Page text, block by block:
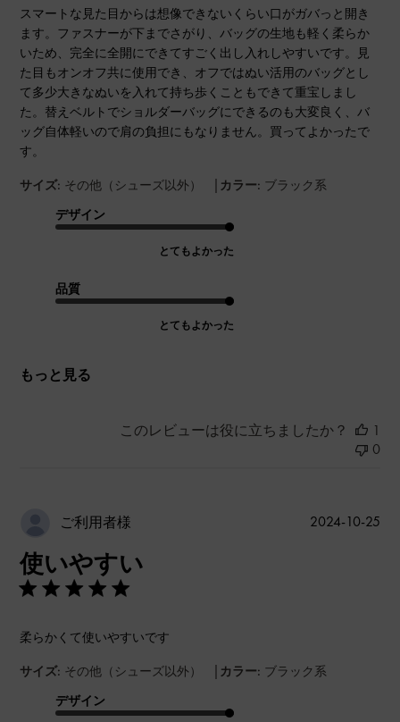
スマートな見た目からは想像できないくらい口がガバっと開き
ます。ファスナーが下までさがり、バッグの生地も軽く柔らか
いため、完全に全開にできてすごく出し入れしやすいです。見
た目もオンオフ共に使用でき、オフではぬい活用のバッグとし
て多少大きなぬいを入れて持ち歩くこともできて重宝しまし
た。替えベルトでショルダーバッグにできるのも大変良く、バ
ッグ自体軽いので肩の負担にもなりません。買ってよかったで
す。
サイズ: その他（シューズ以外） | カラー: ブラック系
デザイン
とてもよかった
品質
とてもよかった
もっと見る
このレビューは役に立ちましたか？
1
0
ご利用者様
使いやすい
柔らかくて使いやすいです
サイズ: その他（シューズ以外） | カラー: ブラック系
デザイン
公
2024-10-25